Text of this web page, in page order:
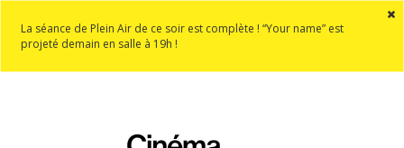
La séance de Plein Air de ce soir est complète ! “Your name” est
projeté demain en salle à 19h !